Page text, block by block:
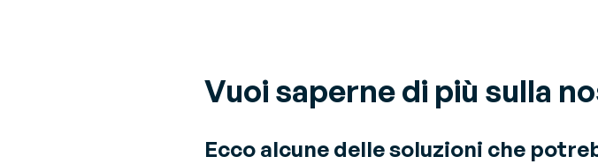
Vuoi saperne di più sulla
Ecco alcune delle soluzioni che